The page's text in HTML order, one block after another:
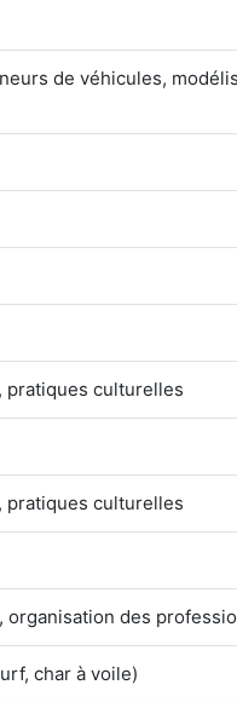
de véhicules,
pratiques culturelles
pratiques culturelles
des
char à voile)